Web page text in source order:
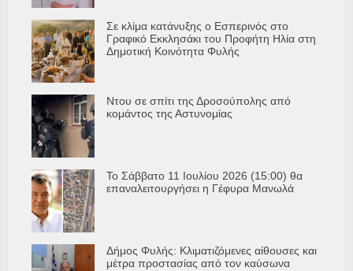
Σε κλίμα κατάνυξης ο Εσπερινός στο
Γραφικό Εκκλησάκι του Προφήτη Ηλία στη
Δημοτική Κοινότητα Φυλής
Ντου σε σπίτι της Δροσούπολης από
κομάντος της Αστυνομίας
Το Σάββατο 11 Ιουλίου 2026 (15:00) θα
επαναλειτουργήσει η Γέφυρα Μανωλά
Δήμος Φυλής: Κλιματιζόμενες αίθουσες και
μέτρα προστασίας από τον καύσωνα